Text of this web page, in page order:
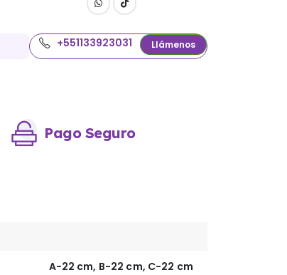
+551133923031 Llámenos
Pago Seguro
A-22 cm, B-22 cm, C-22 cm